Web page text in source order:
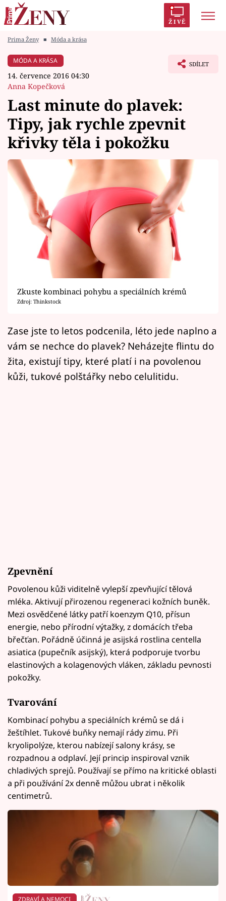
ŽIVĚ
Módní alarm
Témata
Celebrity
Vztahy
Seriály
Horoskopy
Sledujte prima+
Filmový festival Karlovy Vary
Pořady
Mámy sobě
Přihlášení
Prima Ženy ■ Móda a krása
MÓDA A KRÁSA
14. července 2016 04:30
Anna Kopečková
SDÍLET
Last minute do plavek:
Tipy, jak rychle zpevnit
křivky těla i pokožku
Zkuste kombinaci pohybu a speciálních krémů
Zdroj: Thinkstock
Zase jste to letos podcenila, léto jede naplno a
vám se nechce do plavek? Neházejte flintu do
žita, existují tipy, které platí i na povolenou
kůži, tukové polštářky nebo celulitidu.
Zpevnění
Povolenou kůži viditelně vylepší zpevňující tělová
mléka. Aktivují přirozenou regeneraci kožních buněk.
Mezi osvědčené látky patří koenzym Q10, přísun
energie, nebo přírodní výtažky, z domácích třeba
břečťan. Pořádně účinná je asijská rostlina centella
asiatica (pupečník asijský), která podporuje tvorbu
elastinových a kolagenových vláken, základu pevnosti
pokožky.
Tvarování
Kombinací pohybu a speciálních krémů se dá i
žeštíhlet. Tukové buňky nemají rády zimu. Při
kryolipolýze, kterou nabízejí salony krásy, se
rozpadnou a odplaví. Její princip inspiroval vznik
chladivých sprejů. Používají se přímo na kritické oblasti
a při používání 2x denně můžou ubrat i několik
centimetrů.